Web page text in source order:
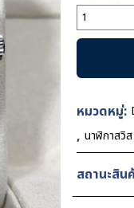
จำนวน
Rolex
Datejust
Jubilee
VSF
ชิ้น
หมวดหมู่:
, นาฬิกาสวิ
สถานะสิน